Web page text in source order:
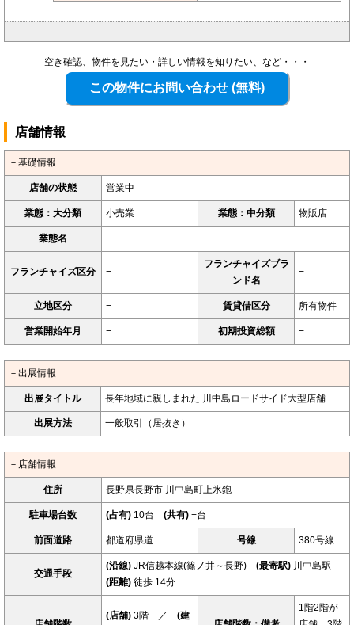
空き確認、物件を見たい・詳しい情報を知りたい、など・・・
店舗情報
－基礎情報
店舗の状態 営業中
業態：大分類 小売業 業態：中分類 物販店
業態名 −
フランチャイズ区分 −
フランチャイズブラ
ンド名
−
立地区分 − 賃貸借区分 所有物件
営業開始年月 − 初期投資総額 −
－出展情報
出展タイトル 長年地域に親しまれた 川中島ロードサイド大型店舗
出展方法 一般取引（居抜き）
－店舗情報
住所 長野県長野市 川中島町上氷鉋
駐車場台数 (占有) 10台 (共有) −台
前面道路 都道府県道 号線 380号線
交通手段
(沿線) JR信越本線(篠ノ井～長野) (最寄駅) 川中島駅
(距離) 徒歩 14分
(店舗) 3階 ／ (建
1階2階が